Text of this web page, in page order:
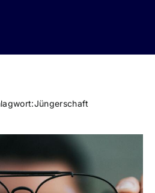
Jüngerschaft